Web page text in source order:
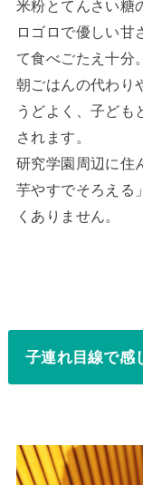
米粉とてんさい糖
ロゴロで優しい甘
て食べごたえ十分。
朝ごはんの代わり
うどよく、子ども
されます。
研究学園周辺に住
芋やすでそろえる
くありません。
子連れ目線で感